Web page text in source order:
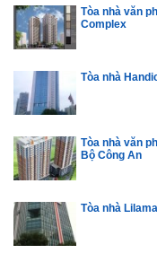
Tòa nhà văn
Complex
Tòa nhà
Tòa nhà văn
Bộ Công An
Tòa nhà